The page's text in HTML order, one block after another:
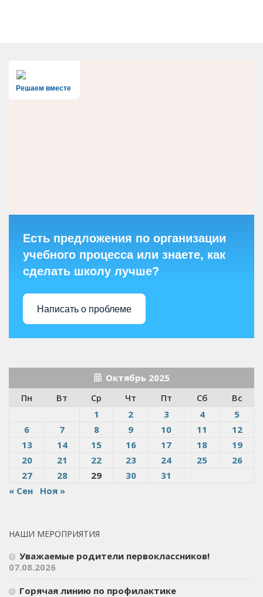
Решаем вместе
Есть предложения по организации
учебного процесса или знаете, как
сделать школу лучше?
Написать о проблеме
Октябрь 2025
Пн
Вт Ср Чт Пт Сб
Вс
1
2 3 4
5
6
7 8 9 10 11
12
13
14 15 16 17 18
19
20
21 22 23 24 25
26
27
28 29 30
31
« Сен
Ноя »
НАШИ МЕРОПРИЯТИЯ
Уважаемые родители первоклассников!
07.08.2026
Горячая линию по профилактике